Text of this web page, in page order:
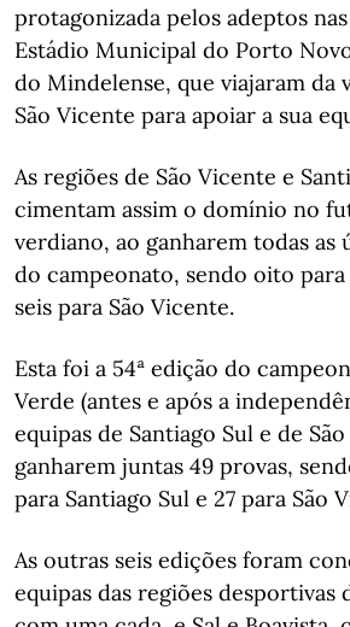
protagonizada pelos adeptos
Estádio Municipal do Porto
do Mindelense, que viajaram da
São Vicente para apoiar a sua
As regiões de São Vicente e
cimentam assim o domínio no
verdiano, ao ganharem todas as
do campeonato, sendo oito para
seis para São Vicente.
Esta foi a 54ª edição do
Verde (antes e após a
equipas de Santiago Sul e de
ganharem juntas 49 provas,
para Santiago Sul e 27 para São
As outras seis edições foram
equipas das regiões desportivas